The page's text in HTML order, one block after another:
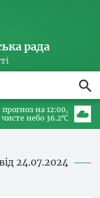
рада
прогноз на 12:00
чисте небо 36.2℃
24.07.2024